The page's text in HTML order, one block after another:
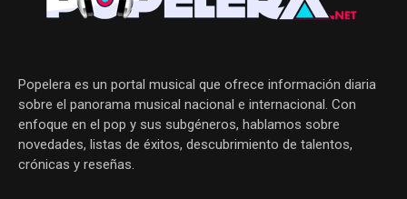
Popelera es un portal musical que ofrece información diaria
sobre el panorama musical nacional e internacional. Con
enfoque en el pop y sus subgéneros, hablamos sobre
novedades, listas de éxitos, descubrimiento de talentos,
crónicas y reseñas.